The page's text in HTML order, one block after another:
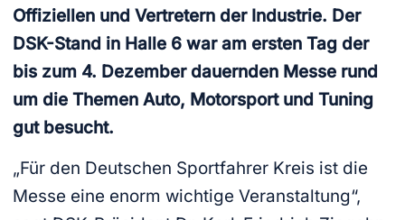
Offiziellen und Vertretern der Industrie. Der
DSK-Stand in Halle 6 war am ersten Tag der
bis zum 4. Dezember dauernden Messe rund
um die Themen Auto, Motorsport und Tuning
gut besucht.
„Für den Deutschen Sportfahrer Kreis ist die
Messe eine enorm wichtige Veranstaltung“,